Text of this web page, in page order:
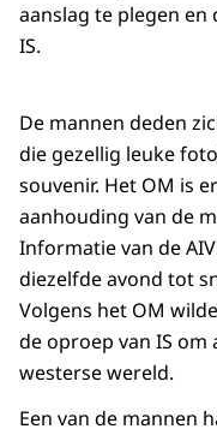
aanslag te plegen
IS.
De mannen deden
die gezellig leuke
souvenir. Het OM is
aanhouding van de
Informatie van de
diezelfde avond tot
Volgens het OM
de oproep van IS om
westerse wereld.
Een van de mannen